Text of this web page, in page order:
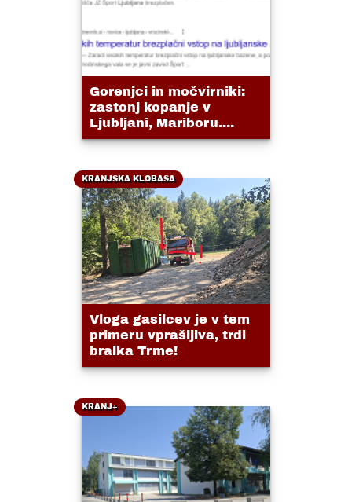
Gorenjci in močvirniki:
zastonj kopanje v
Ljubljani, Mariboru....
KRANJSKA KLOBASA
Vloga gasilcev je v tem
primeru vprašljiva, trdi
bralka Trme!
KRANJ+